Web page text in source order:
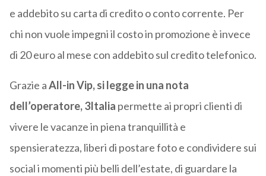
e addebito su carta di credito o conto corrente. Per
chi non vuole impegni il costo in promozione è invece
di 20 euro al mese con addebito sul credito telefonico.
Grazie aAll-in Vip, si legge in una nota
dell’operatore, 3Italia permette ai propri clienti di
vivere le vacanze in piena tranquillità e
spensieratezza, liberi di postare foto e condividere sui
social i momenti più belli dell’estate, di guardare la